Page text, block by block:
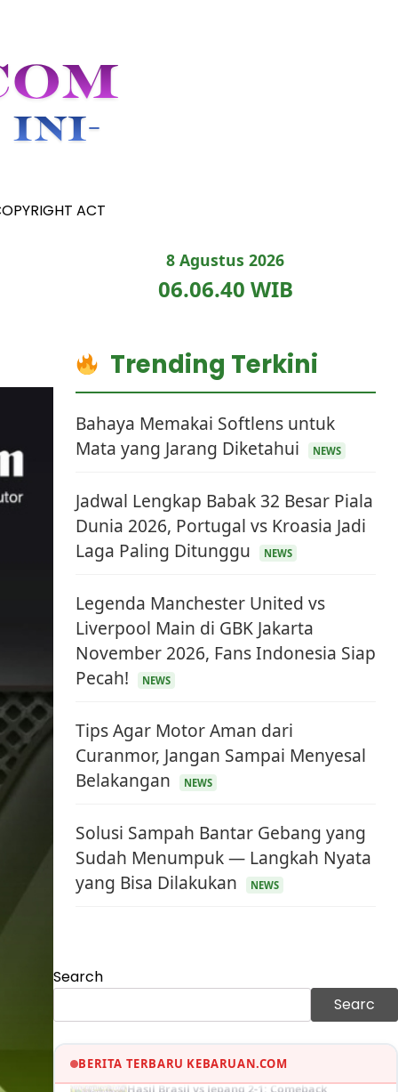
ACT
8 Agustus 2026
06.06.41 WIB
Trending Terkini
Bahaya Memakai Softlens untuk
Mata yang Jarang Diketahui
NEWS
Jadwal Lengkap Babak 32 Besar Piala
Dunia 2026, Portugal vs Kroasia Jadi
Laga Paling Ditunggu
NEWS
Legenda Manchester United vs
Liverpool Main di GBK Jakarta
November 2026, Fans Indonesia Siap
Pecah!
NEWS
Tips Agar Motor Aman dari
Curanmor, Jangan Sampai Menyesal
Belakangan
NEWS
Solusi Sampah Bantar Gebang yang
Sudah Menumpuk — Langkah Nyata
yang Bisa Dilakukan
NEWS
Search
Searc
BERITA TERBARU KEBARUAN.COM
KEUANGAN & INVESTASI
Perampokan Bank dengan Konspirasi
Hasil Brasil vs Jepang 2-1: Comeback
Dramatis, Gol Martinelli Menit 90+5
30 Juni 2026